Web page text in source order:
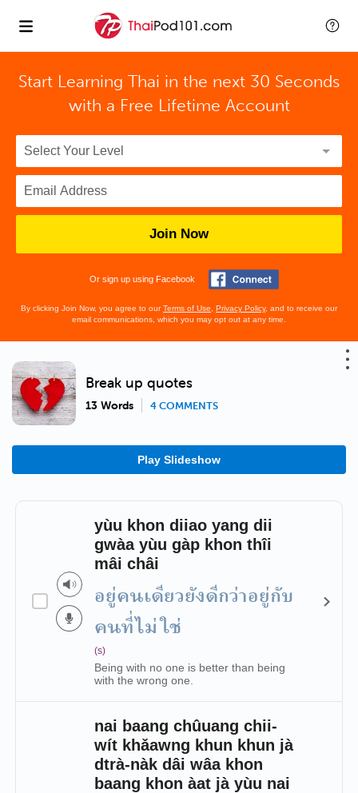
Start Learning Thai in the next 30 Seconds
with a Free Lifetime Account
Join Now
Or sign up using Facebook
By clicking Join Now, you agree to ourTerms of Use Privacy Policy, and to receive our
email communications, which you may opt out at any time.
Break up quotes
13 Words 4 COMMENTS
Play Slideshow
yùu khon diiao yang dii
gwàa yùu gàp khon thîi
mâi châi
อยู่คนเดียวยังดีกว่าอยู่กับ
คนที่ไม่ใช่
(s)
Being with no one is better than being
with the wrong one.
nai baang chûuang chii-
wít khǎawng khun khun jà
dtrà-nàk dâi wâa khon
baang khon àat jà yùu nai